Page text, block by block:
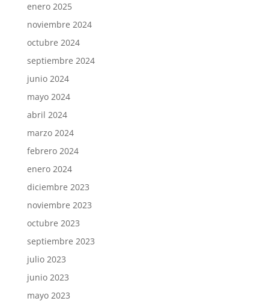
enero 2025
noviembre 2024
octubre 2024
septiembre 2024
junio 2024
mayo 2024
abril 2024
marzo 2024
febrero 2024
enero 2024
diciembre 2023
noviembre 2023
octubre 2023
septiembre 2023
julio 2023
junio 2023
mayo 2023